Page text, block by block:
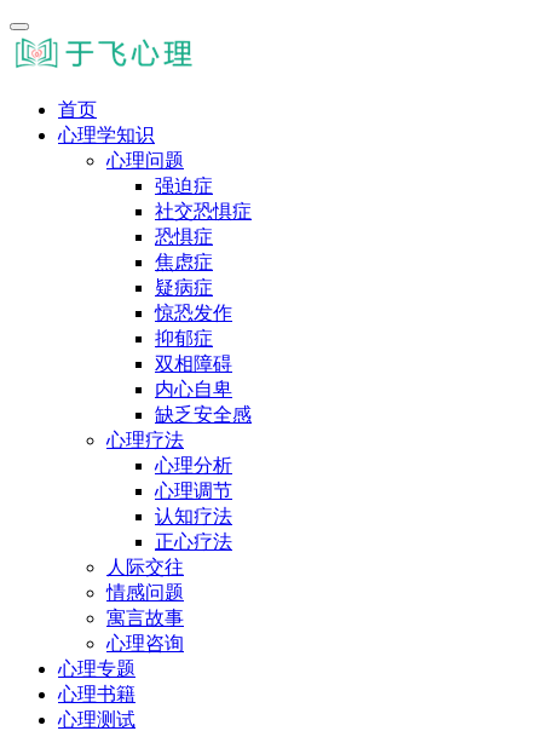
首页
心理学知识
心理问题
强迫症
社交恐惧症
恐惧症
焦虑症
疑病症
惊恐发作
抑郁症
双相障碍
内心自卑
缺乏安全感
心理疗法
心理分析
心理调节
认知疗法
正心疗法
人际交往
情感问题
寓言故事
心理咨询
心理专题
心理书籍
心理测试